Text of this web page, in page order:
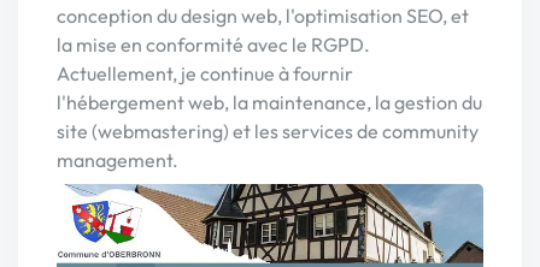
conception du design web, l'optimisation SEO, et
la mise en conformité avec le RGPD.
Actuellement, je continue à fournir
l'hébergement web, la maintenance, la gestion du
site (webmastering) et les services de community
management.